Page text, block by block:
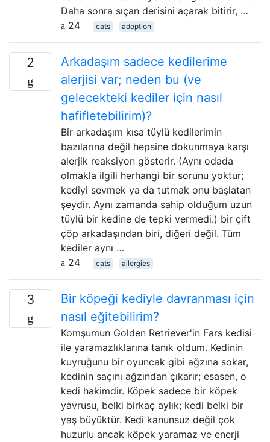
Daha sonra sıçan derisini açarak bitirir, …
24
cats adoption
2
Arkadaşım sadece kedilerime
alerjisi var; neden bu (ve
gelecekteki kediler için nasıl
hafifletebilirim)?
Bir arkadaşım kısa tüylü kedilerimin
bazılarına değil hepsine dokunmaya karşı
alerjik reaksiyon gösterir. (Aynı odada
olmakla ilgili herhangi bir sorunu yoktur;
kediyi sevmek ya da tutmak onu başlatan
şeydir. Aynı zamanda sahip olduğum uzun
tüylü bir kedine de tepki vermedi.) bir çift
çöp arkadaşından biri, diğeri değil. Tüm
kediler aynı …
24
cats allergies
3
Bir köpeği kediyle davranması için
nasıl eğitebilirim?
Komşumun Golden Retriever'in Fars kedisi
ile yaramazlıklarına tanık oldum. Kedinin
kuyruğunu bir oyuncak gibi ağzına sokar,
kedinin saçını ağzından çıkarır; esasen, o
kedi hakimdir. Köpek sadece bir köpek
yavrusu, belki birkaç aylık; kedi belki bir
yaş büyüktür. Kedi kanunsuz değil çok
huzurlu ancak köpek yaramaz ve enerji